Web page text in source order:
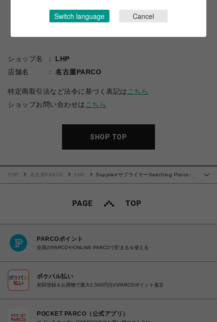
ショップ名
LHP
店舗名
名古屋PARCO
特定商取引法など法令に基づく表記は こちら
ショップお問い合わせは こちら
SHOP TOP
…
TOP 名古屋PARCO LHP
Supplier/サプライヤーSwitching Pierced
PARCOポイント
全国のPARCOやONLINE PARCOで貯まる＆使える
ポケパル払い
初回登録＆お買物で最大1,500円分のPARCOポイント進呈
POCKET PARCO（公式アプリ）
Switch language Cancel